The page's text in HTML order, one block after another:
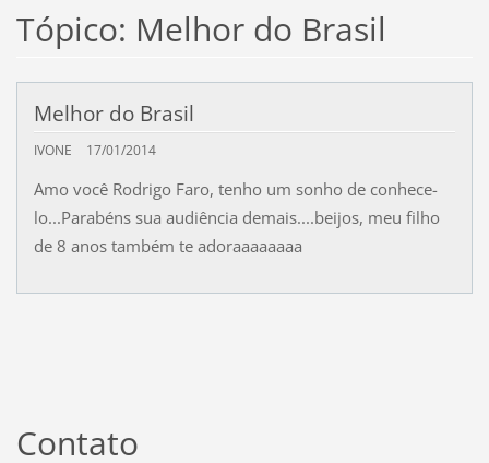
Tópico: Melhor do Brasil
Melhor do Brasil
IVONE 17/01/2014
Amo você Rodrigo Faro, tenho um sonho de conhece-
lo...Parabéns sua audiência demais....beijos, meu filho
de 8 anos também te adoraaaaaaaa
Contato